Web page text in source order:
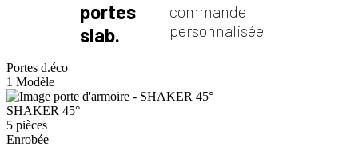
portes
slab.
commande
personnalisée
Portes d.éco
1 Modèle
SHAKER 45°
5 pièces
Enrobée